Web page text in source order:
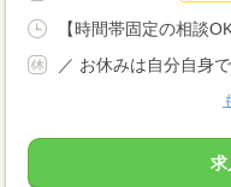
【時間帯固定の相談
／ お休みは自分自身
求